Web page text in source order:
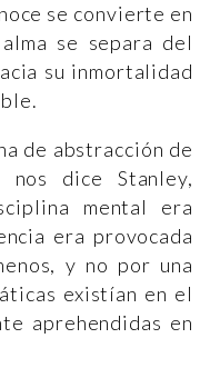
se convierte en
se separa del
su inmortalidad
de abstracción de
nos dice Stanley,
mental era
era provocada
y no por una
existían en el
aprehendidas en